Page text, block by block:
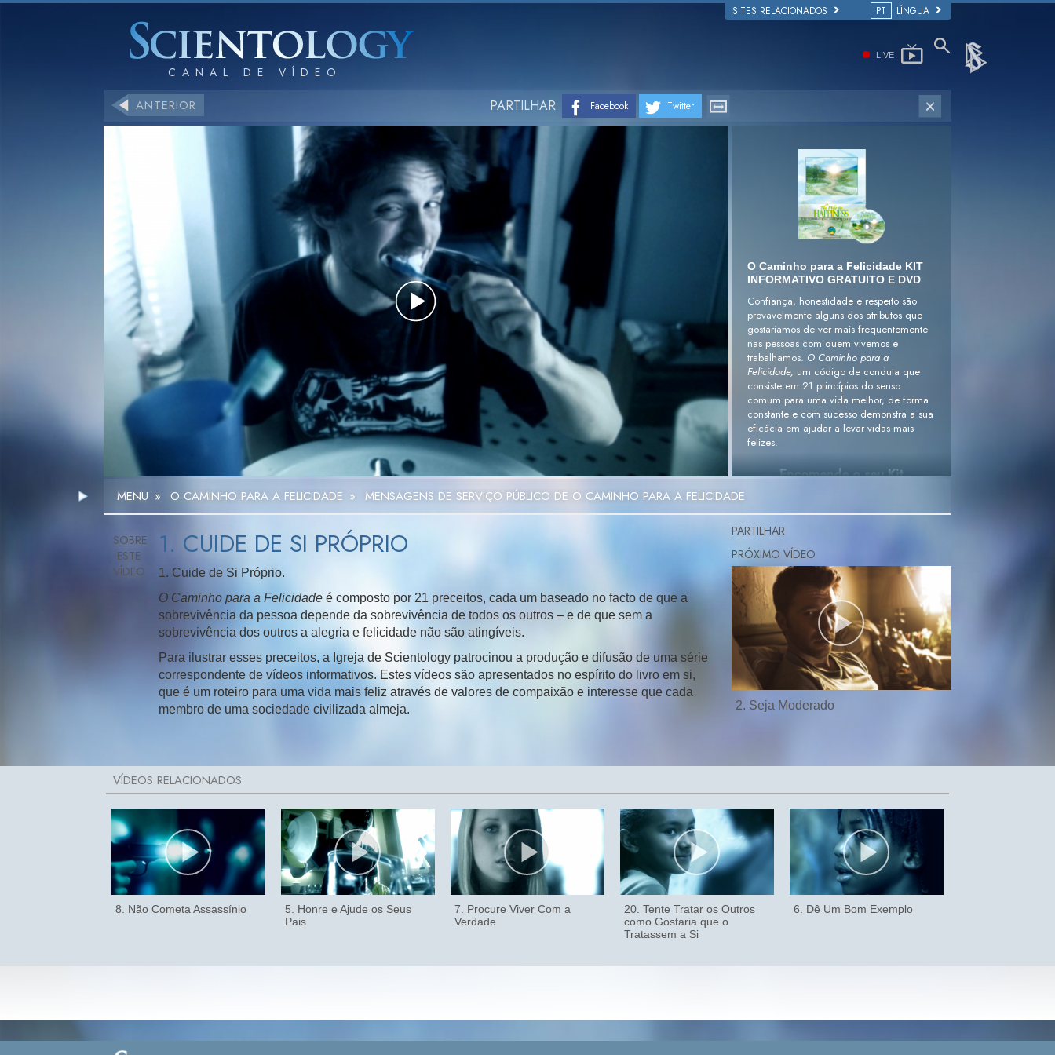
SITES RELACIONADOS PT LÍNGUA
LIVE
ANTERIOR PARTILHAR Facebook Twitter
Play
Video
MENU » O CAMINHO PARA A FELICIDADE » MENSAGENS DE SERVIÇO PÚBLICO DE O CAMINHO PARA A FELICIDADE
O Caminho para a Felicidade KIT
INFORMATIVO GRATUITO E DVD
Confiança, honestidade e respeito são
provavelmente alguns dos atributos que
gostaríamos de ver mais frequentemente
nas pessoas com quem vivemos e
trabalhamos. O Caminho para a
Felicidade, um código de conduta que
consiste em 21 princípios do senso
comum para uma vida melhor, de forma
constante e com sucesso demonstra a sua
eficácia em ajudar a levar vidas mais
felizes.
Encomende o seu Kit
1. CUIDE DE SI PRÓPRIO
1. Cuide de Si Próprio.
O Caminho para a Felicidade é composto por 21 preceitos, cada um baseado no facto de que a
sobrevivência da pessoa depende da sobrevivência de todos os outros – e de que sem a
sobrevivência dos outros a alegria e felicidade não são atingíveis.
Para ilustrar esses preceitos, a Igreja de Scientology patrocinou a produção e difusão de uma série
correspondente de vídeos informativos. Estes vídeos são apresentados no espírito do livro em si,
que é um roteiro para uma vida mais feliz através de valores de compaixão e interesse que cada
membro de uma sociedade civilizada almeja.
PARTILHAR
2. Seja Moderado
8. Não Cometa Assassínio
5. Honre e Ajude os Seus
Pais
7. Procure Viver Com a
Verdade
20. Tente Tratar os Outros
como Gostaria que o
Tratassem a Si
6. Dê Um Bom Exemplo